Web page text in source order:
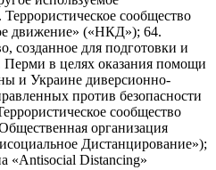
сообщество
движение» («НКД»); 64.
созданное для подготовки и
Перми в целях оказания помощи
и Украине диверсионно-
против безопасности
сообщество
организация
Дистанцирование»);
«Antisocial Distancing»